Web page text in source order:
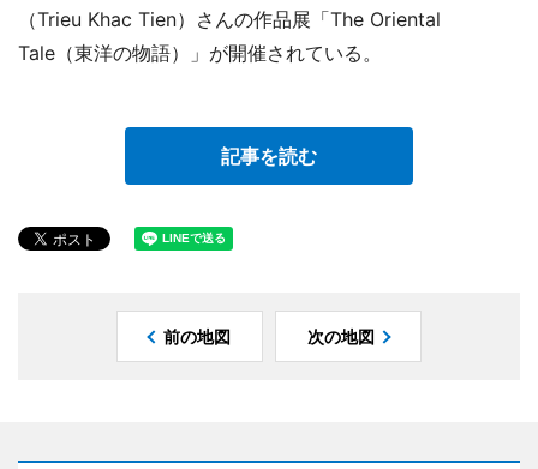
（Trieu Khac Tien）さんの作品展「The Oriental
Tale（東洋の物語）」が開催されている。
記事を読む
前の地図 次の地図